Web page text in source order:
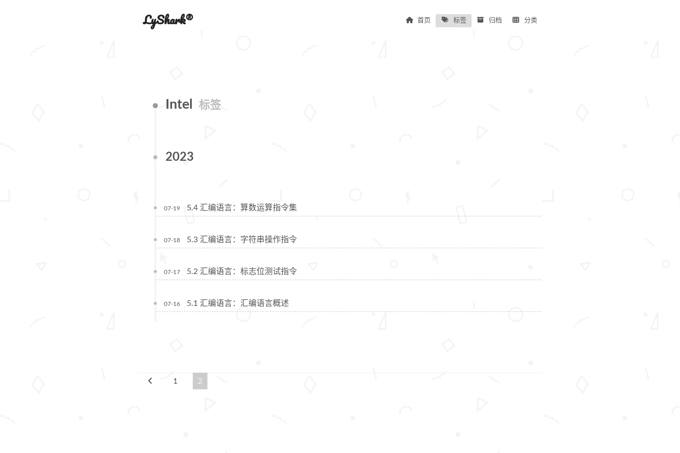
LyShark® 首页 标签 归档 分类
Intel 标签
2023
07-19 5.4 汇编语言：算数运算指令集
07-18 5.3 汇编语言：字符串操作指令
07-17 5.2 汇编语言：标志位测试指令
07-16 5.1 汇编语言：汇编语言概述
1 2